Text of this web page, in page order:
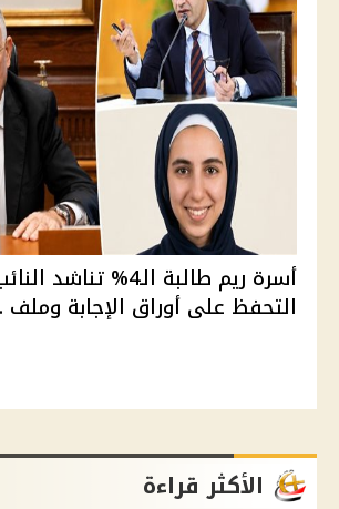
أسرة ريم طالبة الـ4%
التحفظ على أوراق الإجابة وملف
الأكثر قراءة